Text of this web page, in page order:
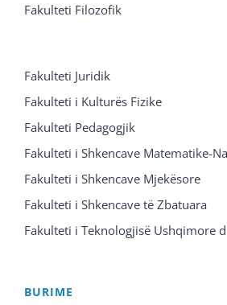
Fakulteti Filozofik
Fakulteti Juridik
Fakulteti i Kulturës Fizike
Fakulteti Pedagogjik
Fakulteti i Shkencave Matematike-
Fakulteti i Shkencave Mjekësore
Fakulteti i Shkencave të Zbatuara
Fakulteti i Teknologjisë Ushqimore
BURIME